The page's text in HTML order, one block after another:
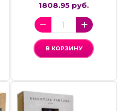
1808.95 руб.
В КОРЗИНУ